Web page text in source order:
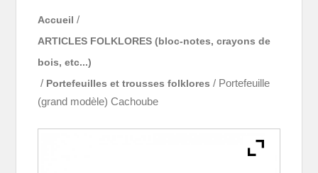
Accueil /
ARTICLES FOLKLORES (bloc-notes, crayons de
bois, etc...)
/ Portefeuilles et trousses folklores / Portefeuille
(grand modèle) Cachoube